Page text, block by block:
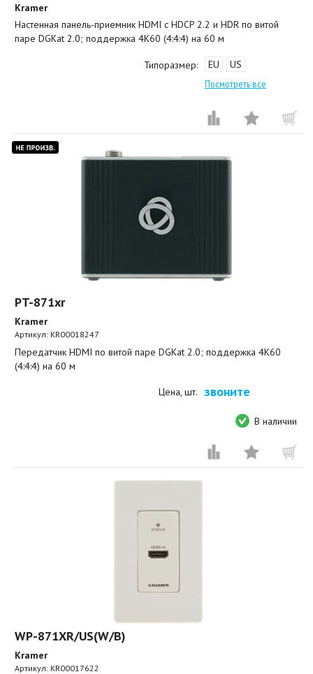
Kramer
Настенная панель-приемник HDMI с HDCP 2.2 и HDR по витой
паре DGKat 2.0; поддержка 4K60 (4:4:4) на 60 м
Типоразмер: EU US
Посмотреть все
PT-871xr
Kramer
Артикул: KR00018247
Передатчик HDMI по витой паре DGKat 2.0; поддержка 4K60
(4:4:4) на 60 м
Цена, шт. звоните
В наличии
WP-871XR/US(W/B)
Kramer
Артикул: KR00017622